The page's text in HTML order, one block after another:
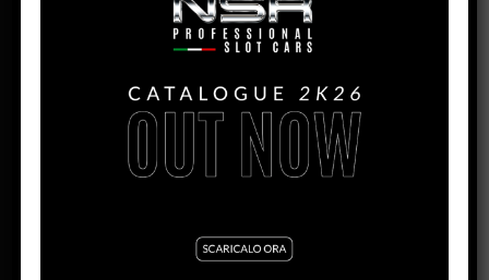
NÜRBURGRING 1970 WINNER –
PRODUZIONE:2018
Febbraio
MOTORE SW: Shark EVO 21,5 – 21.900 rpm
24mm
DISTANZA ASSE POSTERIORE/GUIDA: